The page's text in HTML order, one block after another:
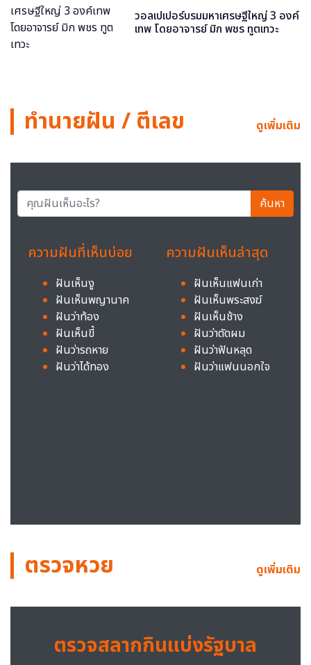
วอลเปเปอร์บรมมหาเศรษฐีใหญ่ 3 องค์
เทพ โดยอาจารย์ มิก พชร ทูตเทวะ
ทำนายฝัน / ตีเลข ดูเพิ่มเติม
ค้นหา
ความฝันที่เห็นบ่อย
ฝันเห็นงู
ฝันเห็นพญานาค
ฝันว่าท้อง
ฝันเห็นขี้
ฝันว่ารถหาย
ฝันว่าได้ทอง
ความฝันเห็นล่าสุด
ฝันเห็นแฟนเก่า
ฝันเห็นพระสงฆ์
ฝันเห็นช้าง
ฝันว่าตัดผม
ฝันว่าฟันหลุด
ฝันว่าแฟนนอกใจ
ตรวจหวย ดูเพิ่มเติม
ตรวจสลากกินแบ่งรัฐบาล